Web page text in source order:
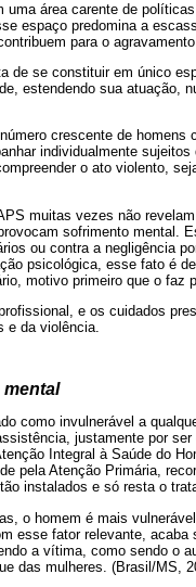
área carente de
espaço predomina a
para o
de se constituir em único
estendendo sua atuação,
crescente de
individualmente
o ato violento,
muitas vezes não
sofrimento mental.
ou contra a negligência
psicológica, esse fato é
motivo primeiro que o faz
e os cuidados
e da violência.
como invulnerável a
justamente por
Integral à Saúde do
pela Atenção Primária,
instalados e só resta o
o homem é mais
esse fator relevante,
a vítima, como sendo o
das mulheres. (Brasil/MS,